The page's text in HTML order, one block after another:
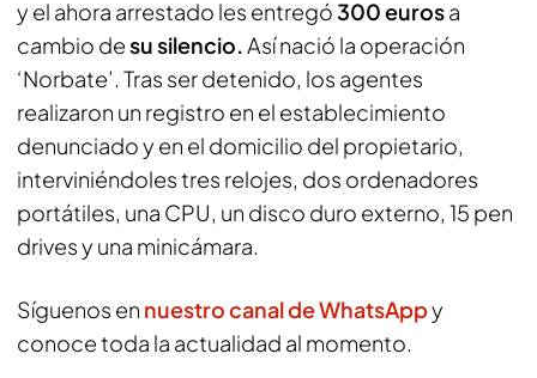
y el ahora arrestado les entregó300 eurosa
cambio desu silencio.Así nació la operación
‘Norbate’. Tras ser detenido, los agentes
realizaron un registro en el establecimiento
denunciado y en el domicilio del propietario,
interviniéndoles tres relojes, dos ordenadores
portátiles, una CPU, un disco duro externo, 15 pen
drives y una minicámara.
Síguenos en nuestro canal de WhatsAppy
conoce toda la actualidad al momento.